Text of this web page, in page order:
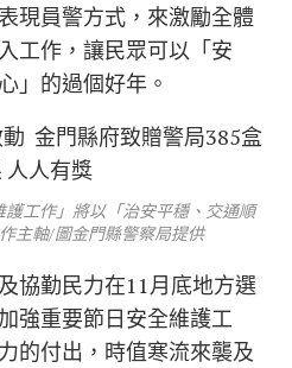
現員警方式，來激勵全體
工作，讓民眾可以「安
」的過個好年。
護工作」將以「治安平穩、交通順
主軸/圖金門縣警察局提供
協勤民力在11月底地方選
強重要節日安全維護工
的付出，時值寒流來襲及